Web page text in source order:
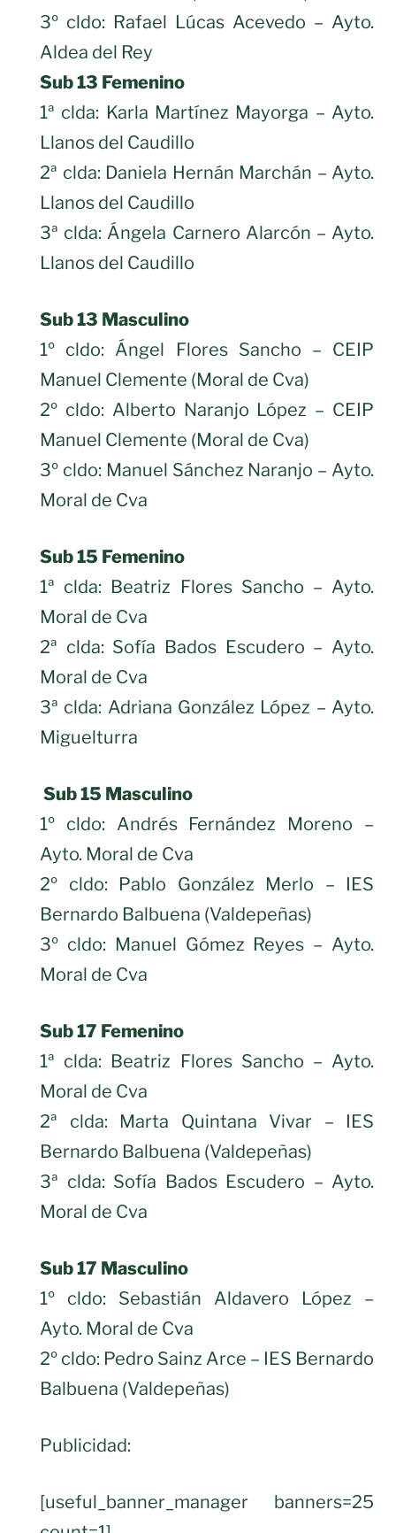
3º cldo: Rafael Lúcas Acevedo – Ayto.
Aldea del Rey
Sub 13 Femenino
1ª clda: Karla Martínez Mayorga – Ayto.
Llanos del Caudillo
2ª clda: Daniela Hernán Marchán – Ayto.
Llanos del Caudillo
3ª clda: Ángela Carnero Alarcón – Ayto.
Llanos del Caudillo
Sub 13 Masculino
1º cldo: Ángel Flores Sancho – CEIP
Manuel Clemente (Moral de Cva)
2º cldo: Alberto Naranjo López – CEIP
Manuel Clemente (Moral de Cva)
3º cldo: Manuel Sánchez Naranjo – Ayto.
Moral de Cva
Sub 15 Femenino
1ª clda: Beatriz Flores Sancho – Ayto.
Moral de Cva
2ª clda: Sofía Bados Escudero – Ayto.
Moral de Cva
3ª clda: Adriana González López – Ayto.
Miguelturra
Sub 15 Masculino
1º cldo: Andrés Fernández Moreno –
Ayto. Moral de Cva
2º cldo: Pablo González Merlo – IES
Bernardo Balbuena (Valdepeñas)
3º cldo: Manuel Gómez Reyes – Ayto.
Moral de Cva
Sub 17 Femenino
1ª clda: Beatriz Flores Sancho – Ayto.
Moral de Cva
2ª clda: Marta Quintana Vivar – IES
Bernardo Balbuena (Valdepeñas)
3ª clda: Sofía Bados Escudero – Ayto.
Moral de Cva
Sub 17 Masculino
1º cldo: Sebastián Aldavero López –
Ayto. Moral de Cva
2º cldo: Pedro Sainz Arce – IES Bernardo
Balbuena (Valdepeñas)
Publicidad:
[useful_banner_manager banners=25